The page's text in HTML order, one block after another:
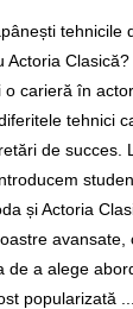
tehnicile
Actoria
o carieră în
tehnici
de succes.
și Actoria
avansate,
de a alege
popularizată